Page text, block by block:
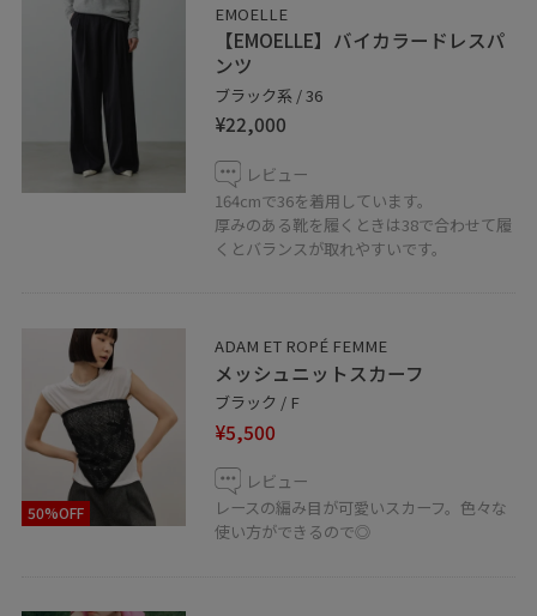
EUM-36920 07/36 ¥17,600（taxin）
▶information
JUNアプリには新しくハートボタンでスタイリングやス
タッフのお気に入り追加が出来るようになりました。ぜ
ひご利用下さいませ！
広島PARCO店では通販も承っております。
TEL 082-542-2412
LINEで広島パルコスタッフに相談は【友達だち追加】を
タップをして下さい！！
EMOELLE
【EMOELLE】バイカラードレスパ
ンツ
ブラック系 / 36
¥22,000
レビュー
164cmで36を着用しています。
厚みのある靴を履くときは38で合わせて履
くとバランスが取れやすいです。
50%OFF
ADAM ET ROPÉ FEMME
メッシュニットスカーフ
ブラック / F
¥5,500
レビュー
レースの編み目が可愛いスカーフ。色々な
使い方ができるので◎